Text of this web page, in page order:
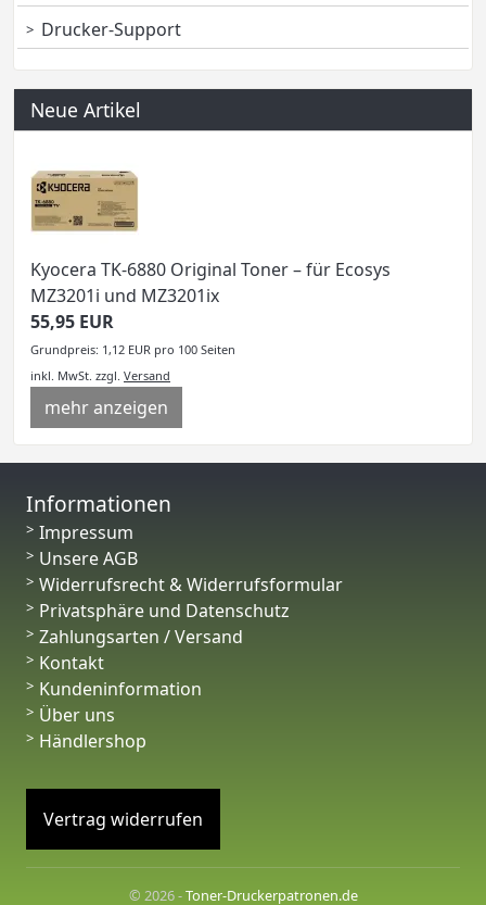
Drucker-Support
Neue Artikel
Kyocera TK-6880 Original Toner – für Ecosys
MZ3201i und MZ3201ix
55,95 EUR
Grundpreis: 1,12 EUR pro 100 Seiten
inkl. MwSt. zzgl. Versand
mehr anzeigen
Informationen
Impressum
Unsere AGB
Widerrufsrecht & Widerrufsformular
Privatsphäre und Datenschutz
Zahlungsarten / Versand
Kontakt
Kundeninformation
Über uns
Händlershop
Vertrag widerrufen
© 2026 -Toner-Druckerpatronen.de